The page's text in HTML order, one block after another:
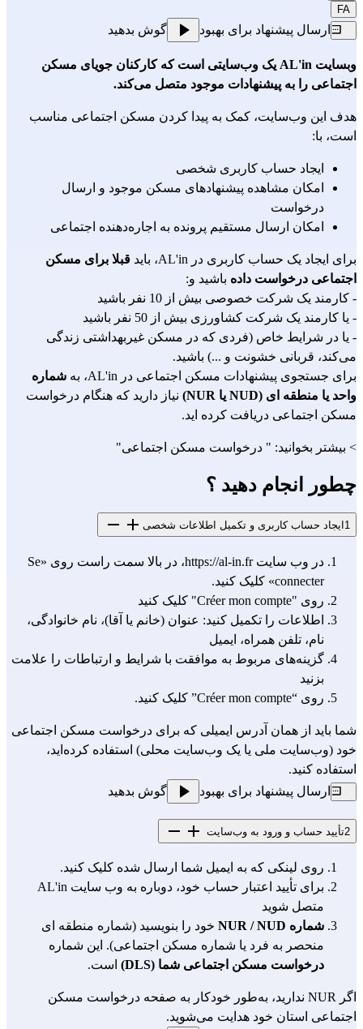
FA
ارسال پیشنهاد برای بهبود گوش بدهید
وبسایت AL'in یک وب‌سایتی است که کارکنان جویای مسکن
اجتماعی را به پیشنهادات موجود متصل می‌کند.
هدف این وب‌سایت، کمک به پیدا کردن مسکن اجتماعی مناسب
است، با:
ایجاد حساب کاربری شخصی
امکان مشاهده پیشنهادهای مسکن موجود و ارسال
درخواست
امکان ارسال مستقیم پرونده به اجاره‌دهنده اجتماعی
برای ایجاد یک حساب کاربری در AL'in، باید
قبلا برای مسکن
اجتماعی درخواست داده باشید و:
- کارمند یک شرکت خصوصی بیش از 10 نفر باشید
- یا کارمند یک شرکت کشاورزی بیش از 50 نفر باشید
- یا در شرایط خاص (فردی که در مسکن غیربهداشتی زندگی
می‌کند، قربانی خشونت و ...) باشید.
برای جستجوی پیشنهادات مسکن اجتماعی در AL'in، به
شماره
واحد یا منطقه ای (NUD یا NUR)
نیاز دارید که هنگام درخواست
مسکن اجتماعی دریافت کرده اید.
> بیشتر بخوانید: " درخواست مسکن اجتماعی"
چطور انجام دهید ؟
1 ایجاد حساب کاربری و تکمیل اطلاعات شخصی
در وب سایتhttps://al-in.fr
، در بالا سمت راست روی «Se
connecter» کلیک کنید.
روی "Créer mon compte" کلیک کنید
اطلاعات را تکمیل کنید: عنوان (خانم یا آقا)، نام خانوادگی،
نام، تلفن همراه، ایمیل
گزینه‌های مربوط به موافقت با شرایط و ارتباطات را علامت
بزنید
روی “Créer mon compte” کلیک کنید.
شما باید از همان آدرس ایمیلی که برای درخواست مسکن اجتماعی
خود (وب‌سایت ملی یا یک وب‌سایت محلی) استفاده کرده‌اید،
استفاده کنید.
ارسال پیشنهاد برای بهبود
گوش بدهید
2تأیید حساب و ورود به وب‌سایت
روی لینکی که به ایمیل شما ارسال شده کلیک کنید.
برای تأیید اعتبار حساب خود، دوباره به وب سایت AL'in
متصل شوید
شماره NUR / NUD
خود را بنویسید (شماره منطقه ای
منحصر به فرد یا شماره مسکن اجتماعی). این شماره
درخواست مسکن اجتماعی شما (DLS)
است.
اگر NUR ندارید، به‌طور خودکار به صفحه درخواست مسکن
اجتماعی استان خود هدایت می‌شوید.